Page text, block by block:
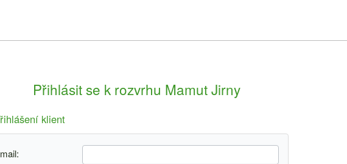
Přihlásit se k rozvrhu Mamut Jirny
klient